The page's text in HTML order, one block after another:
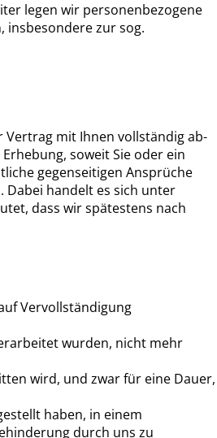
legen wir personenbezogene
insbesondere zur sog.
Vertrag mit Ihnen vollständig ab-
soweit Sie oder ein
gegenseitigen Ansprüche
Dabei handelt es sich unter
dass wir spätestens nach
Vervollständigung
wurden, nicht mehr
wird, und zwar für eine Dauer,
haben, in einem
durch uns zu